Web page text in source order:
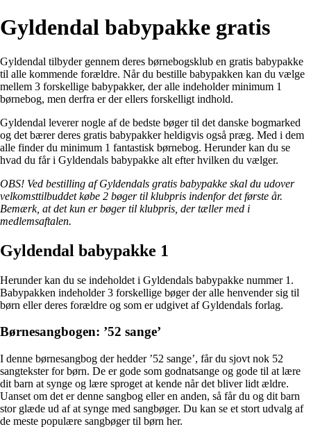
Gyldendal babypakke gratis
Gyldendal tilbyder gennem deres børnebogsklub en gratis babypakke
til alle kommende forældre. Når du bestille babypakken kan du vælge
mellem 3 forskellige babypakker, der alle indeholder minimum 1
børnebog, men derfra er der ellers forskelligt indhold.
Gyldendal leverer nogle af de bedste bøger til det danske bogmarked
og det bærer deres gratis babypakker heldigvis også præg. Med i dem
alle finder du minimum 1 fantastisk børnebog. Herunder kan du se
hvad du får i Gyldendals babypakke alt efter hvilken du vælger.
OBS! Ved bestilling af Gyldendals gratis babypakke skal du udover
velkomsttilbuddet købe 2 bøger til klubpris indenfor det første år.
Bemærk, at det kun er bøger til klubpris, der tæller med i
medlemsaftalen.
Gyldendal babypakke 1
Herunder kan du se indeholdet i Gyldendals babypakke nummer 1.
Babypakken indeholder 3 forskellige bøger der alle henvender sig til
børn eller deres forældre og som er udgivet af Gyldendals forlag.
Børnesangbogen: ’52 sange’
I denne børnesangbog der hedder ’52 sange’, får du sjovt nok 52
sangtekster for børn. De er gode som godnatsange og gode til at lære
dit barn at synge og lære sproget at kende når det bliver lidt ældre.
Uanset om det er denne sangbog eller en anden, så får du og dit barn
stor glæde ud af at synge med sangbøger. Du kan se et stort udvalg af
de meste populære sangbøger til børn her.